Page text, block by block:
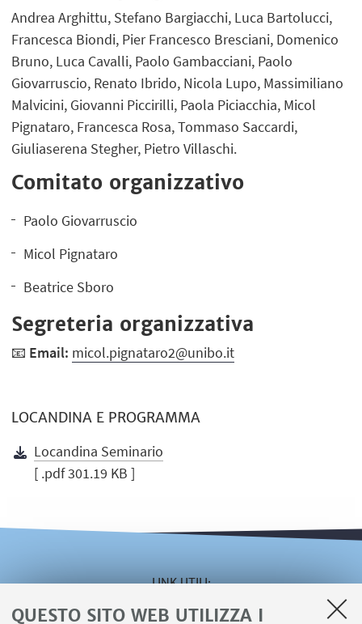
QUESTO SITO WEB UTILIZZA I
Andrea Arghittu, Stefano Bargiacchi, Luca Bartolucci,
Francesca Biondi, Pier Francesco Bresciani, Domenico
Bruno, Luca Cavalli, Paolo Gambacciani, Paolo
Giovarruscio, Renato Ibrido, Nicola Lupo, Massimiliano
Malvicini, Giovanni Piccirilli, Paola Piciacchia, Micol
Pignataro, Francesca Rosa, Tommaso Saccardi,
Giuliaserena Stegher, Pietro Villaschi.
Comitato organizzativo
Paolo Giovarruscio
Micol Pignataro
Beatrice Sboro
Segreteria organizzativa
📧 Email: micol.pignataro2@unibo.it
LOCANDINA E PROGRAMMA
Locandina Seminario
[ .pdf 301.19 KB ]
LINK UTILI
Area riservata